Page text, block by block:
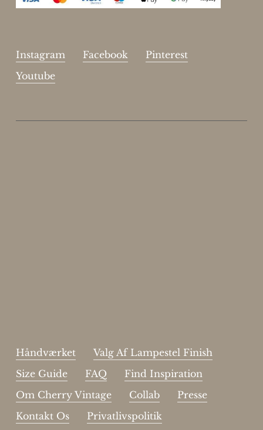
Instagram Facebook
Pinterest
Youtube
Håndværket
Valg Af Lampestel Finish
Size Guide
FAQ
Find Inspiration
Om Cherry Vintage
Collab
Presse
Kontakt Os
Privatlivspolitik